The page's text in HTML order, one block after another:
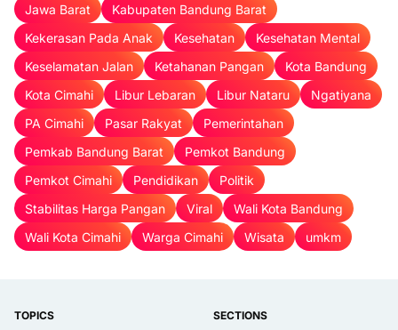
Jawa Barat
Kabupaten Bandung Barat
Kekerasan Pada Anak
Kesehatan
Kesehatan Mental
Keselamatan Jalan
Ketahanan Pangan
Kota Bandung
Kota Cimahi
Libur Lebaran Libur Nataru
Ngatiyana
PA Cimahi
Pasar Rakyat
Pemerintahan
Pemkab Bandung Barat
Pemkot Bandung
Pemkot Cimahi
Pendidikan
Politik
Stabilitas Harga Pangan
Viral
Wali Kota Bandung
Wali Kota Cimahi
Warga Cimahi Wisata umkm
TOPICS SECTIONS